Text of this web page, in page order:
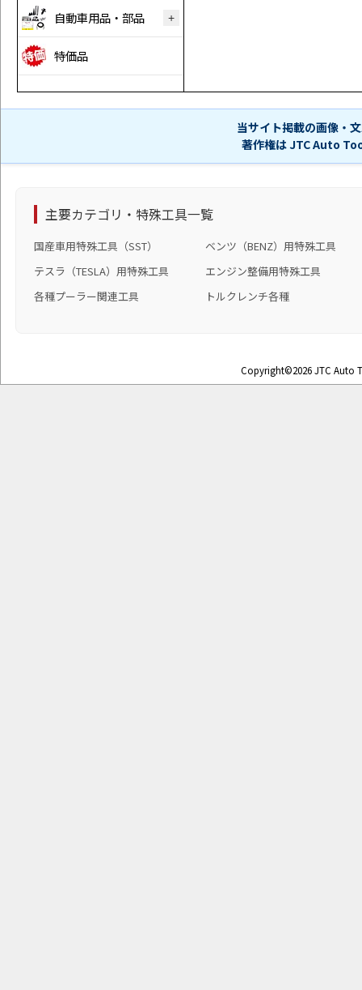
自動車用品・部品
特価品
当サイト掲載の画像・
著作権は JTC Auto
主要カテゴリ・特殊工具一覧
国産車用特殊工具（SST）
ベンツ（BENZ）用特殊工具
テスラ（TESLA）用特殊工具
エンジン整備用特殊工具
各種プーラー関連工具
トルクレンチ各種
Copyright©2026 JTC Auto